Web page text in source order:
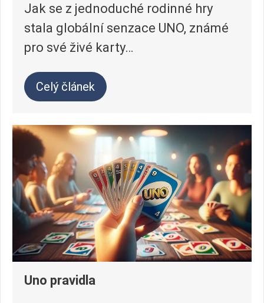
Jak se z jednoduché rodinné hry
stala globální senzace UNO, známé
pro své živé karty…
Celý článek
Uno pravidla